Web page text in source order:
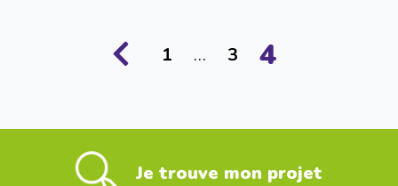
1 … 3 4
Je trouve mon projet